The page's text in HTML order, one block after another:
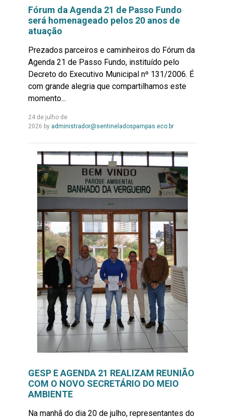
Fórum da Agenda 21 de Passo Fundo
será homenageado pelos 20 anos de
atuação
Prezados parceiros e caminheiros do Fórum da
Agenda 21 de Passo Fundo, instituído pelo
Decreto do Executivo Municipal nº 131/2006. É
com grande alegria que compartilhamos este
momento...
24 de julho de
2026 by administrador@sentineladospampas.eco.brLeia
GESP E AGENDA 21 REALIZAM REUNIÃO
COM O NOVO SECRETÁRIO DO MEIO
AMBIENTE
Na manhã do dia 20 de julho, representantes do